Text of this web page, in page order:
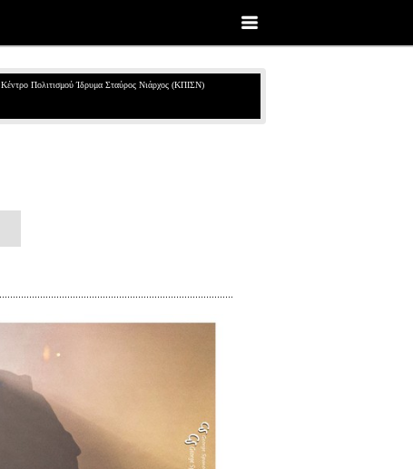
Κέντρο Πολιτισμού Ίδρυμα Σταύρος Νιάρχος (ΚΠΙΣΝ)